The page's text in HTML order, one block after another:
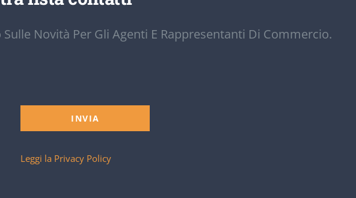
Novità Per Gli Agenti E Rappresentanti Di Commercio.
INVIA
Leggi la Privacy Policy